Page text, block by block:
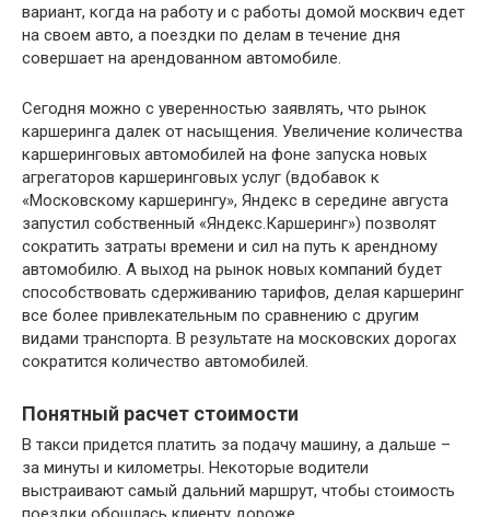
вариант, когда на работу и с работы домой москвич едет
на своем авто, а поездки по делам в течение дня
совершает на арендованном автомобиле.
Сегодня можно с уверенностью заявлять, что рынок
каршеринга далек от насыщения. Увеличение количества
каршеринговых автомобилей на фоне запуска новых
агрегаторов каршеринговых услуг (вдобавок к
«Московскому каршерингу», Яндекс в середине августа
запустил собственный «Яндекс.Каршеринг») позволят
сократить затраты времени и сил на путь к арендному
автомобилю. А выход на рынок новых компаний будет
способствовать сдерживанию тарифов, делая каршеринг
все более привлекательным по сравнению с другим
видами транспорта. В результате на московских дорогах
сократится количество автомобилей.
Понятный расчет стоимости
В такси придется платить за подачу машину, а дальше –
за минуты и километры. Некоторые водители
выстраивают самый дальний маршрут, чтобы стоимость